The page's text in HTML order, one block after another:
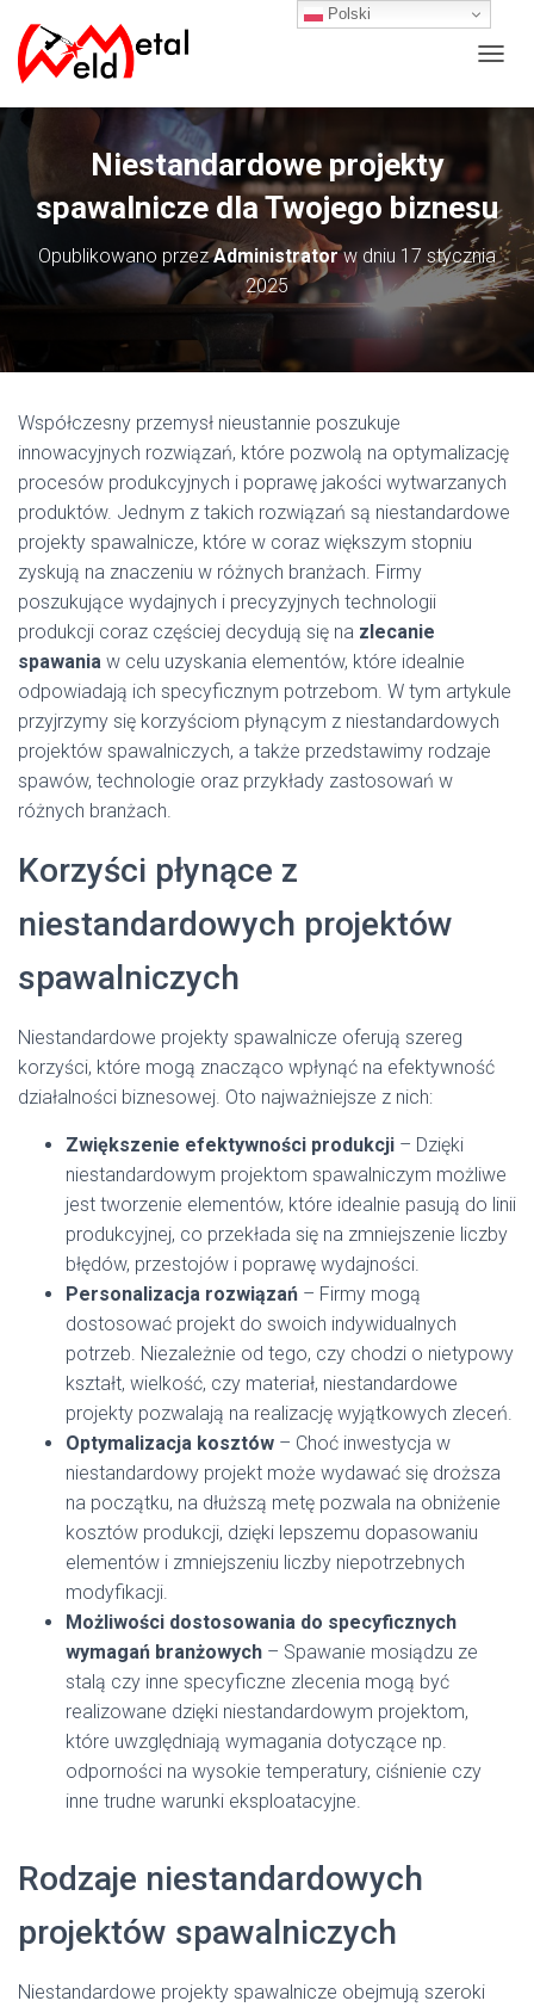
C
Z
N
A
W
Niestandardowe projekty
spawalnicze dla Twojego biznesu
Opublikowano przezAdministratorw dniu 17 stycznia
2025
Współczesny przemysł nieustannie poszukuje
innowacyjnych rozwiązań, które pozwolą na optymalizację
procesów produkcyjnych i poprawę jakości wytwarzanych
produktów. Jednym z takich rozwiązań są niestandardowe
projekty spawalnicze, które w coraz większym stopniu
zyskują na znaczeniu w różnych branżach. Firmy
poszukujące wydajnych i precyzyjnych technologii
produkcji coraz częściej decydują się na zlecanie
spawania w celu uzyskania elementów, które idealnie
odpowiadają ich specyficznym potrzebom. W tym artykule
przyjrzymy się korzyściom płynącym z niestandardowych
projektów spawalniczych, a także przedstawimy rodzaje
spawów, technologie oraz przykłady zastosowań w
różnych branżach.
Korzyści płynące z
niestandardowych projektów
spawalniczych
Niestandardowe projekty spawalnicze oferują szereg
korzyści, które mogą znacząco wpłynąć na efektywność
działalności biznesowej. Oto najważniejsze z nich:
Zwiększenie efektywności produkcji – Dzięki
niestandardowym projektom spawalniczym możliwe
jest tworzenie elementów, które idealnie pasują do linii
produkcyjnej, co przekłada się na zmniejszenie liczby
błędów, przestojów i poprawę wydajności.
Personalizacja rozwiązań – Firmy mogą
dostosować projekt do swoich indywidualnych
potrzeb. Niezależnie od tego, czy chodzi o nietypowy
kształt, wielkość, czy materiał, niestandardowe
projekty pozwalają na realizację wyjątkowych zleceń.
Optymalizacja kosztów – Choć inwestycja w
niestandardowy projekt może wydawać się droższa
na początku, na dłuższą metę pozwala na obniżenie
kosztów produkcji, dzięki lepszemu dopasowaniu
elementów i zmniejszeniu liczby niepotrzebnych
modyfikacji.
Możliwości dostosowania do specyficznych
wymagań branżowych – Spawanie mosiądzu ze
stalą czy inne specyficzne zlecenia mogą być
realizowane dzięki niestandardowym projektom,
które uwzględniają wymagania dotyczące np.
odporności na wysokie temperatury, ciśnienie czy
inne trudne warunki eksploatacyjne.
Rodzaje niestandardowych
projektów spawalniczych
Niestandardowe projekty spawalnicze obejmują szeroki
Polski